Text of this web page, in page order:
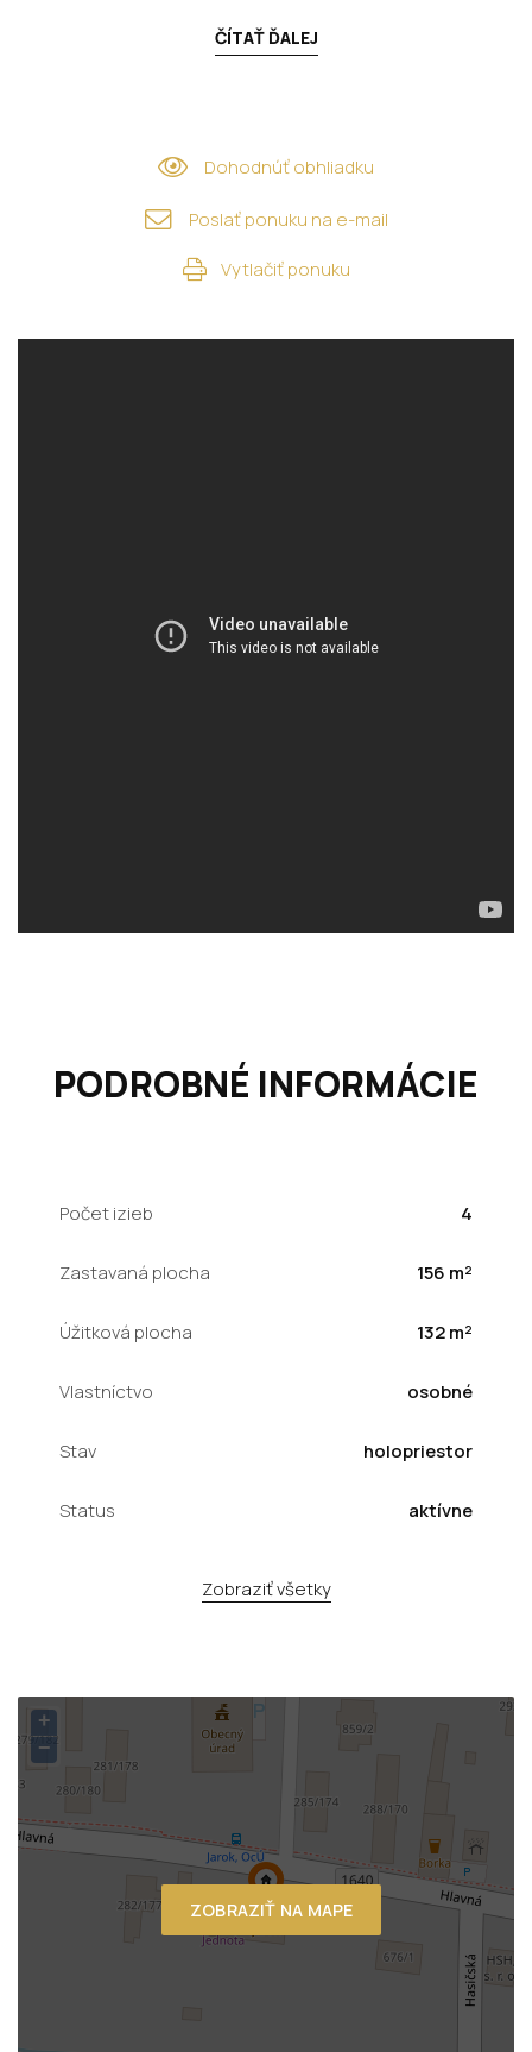
ČÍTAŤ ĎALEJ
Dohodnúť obhliadku
Poslať ponuku na e-mail
Vytlačiť ponuku
PODROBNÉ INFORMÁCIE
Počet izieb 4
Zastavaná plocha 156 m²
Úžitková plocha 132 m²
Vlastníctvo osobné
Stav holopriestor
Status aktívne
Zobraziť všetky
ZOBRAZIŤ NA MAPE
+
−